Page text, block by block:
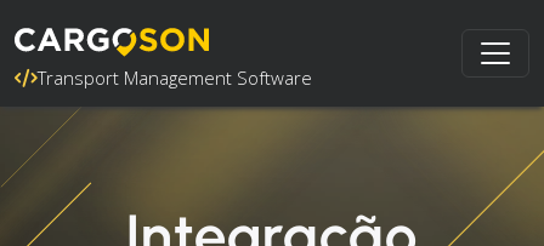
Transport Management Software